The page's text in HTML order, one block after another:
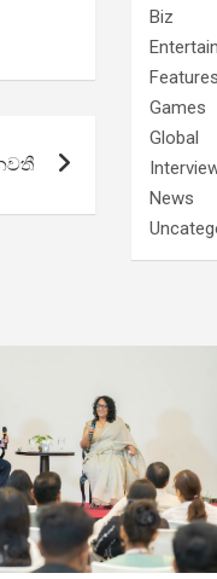
Biz
Features
Games
Global
News